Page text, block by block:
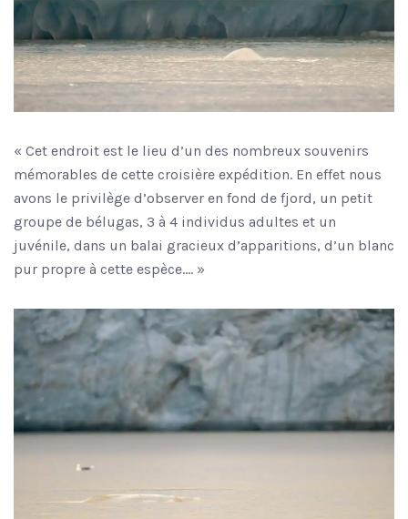
« Cet endroit est le lieu d’un des nombreux souvenirs
mémorables de cette croisière expédition. En effet nous
avons le privilège d’observer en fond de fjord, un petit
groupe de bélugas, 3 à 4 individus adultes et un
juvénile, dans un balai gracieux d’apparitions, d’un blanc
pur propre à cette espèce.… »